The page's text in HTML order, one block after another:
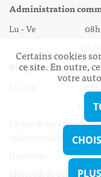
Administration
Lu - Ve 08h00
Biergercenter
Lu - Ve 08h00
13h30 -
Le mardi après-midi et
midi uniquement sur
Mercredi de 16h00 -
Certains cookies
ce site. En outre,
votre